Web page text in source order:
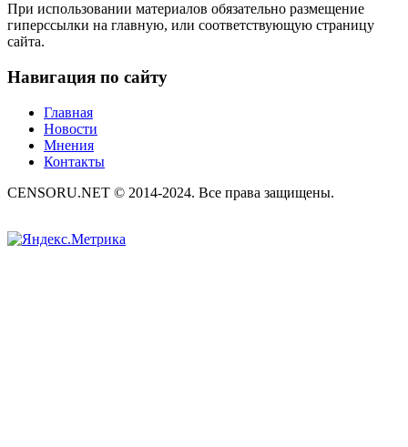
При использовании материалов обязательно размещение
гиперссылки на главную, или соответствующую страницу
сайта.
Навигация по сайту
Главная
Новости
Мнения
Контакты
CENSORU.NET © 2014-2024. Все права защищены.